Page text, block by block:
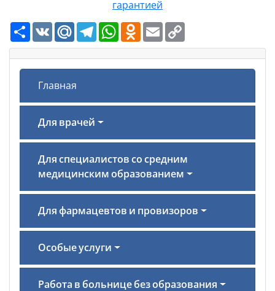
гарантией
Ресурс
VK Mail.RuTelegramWhatsAppOdnoklassniki
Email
Главная
Для врачей
Для специалистов со средним
медицинским образованием
Для фармацевтов и провизоров
Особые услуги
Работа в больнице без образования